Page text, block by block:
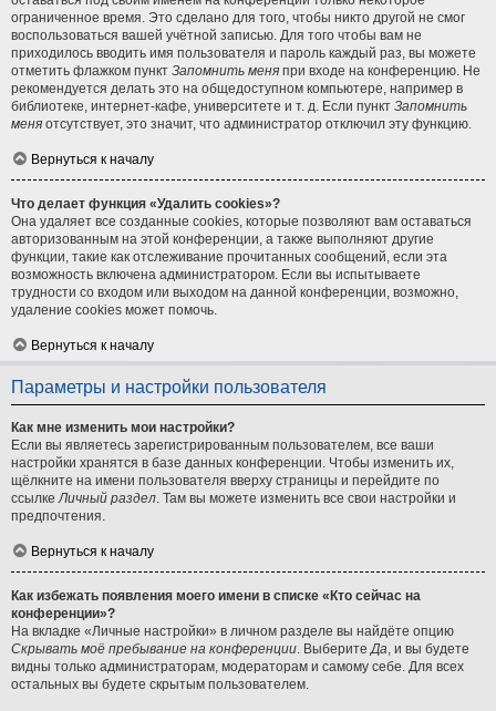
ограниченное время. Это сделано для того, чтобы никто другой не смог
воспользоваться вашей учётной записью. Для того чтобы вам не
приходилось вводить имя пользователя и пароль каждый раз, вы можете
отметить флажком пункт Запомнить меня при входе на конференцию. Не
рекомендуется делать это на общедоступном компьютере, например в
библиотеке, интернет-кафе, университете и т. д. Если пункт Запомнить
меня отсутствует, это значит, что администратор отключил эту функцию.
Вернуться к началу
Что делает функция «Удалить cookies»?
Она удаляет все созданные cookies, которые позволяют вам оставаться
авторизованным на этой конференции, а также выполняют другие
функции, такие как отслеживание прочитанных сообщений, если эта
возможность включена администратором. Если вы испытываете
трудности со входом или выходом на данной конференции, возможно,
удаление cookies может помочь.
Вернуться к началу
Параметры и настройки пользователя
Как мне изменить мои настройки?
Если вы являетесь зарегистрированным пользователем, все ваши
настройки хранятся в базе данных конференции. Чтобы изменить их,
щёлкните на имени пользователя вверху страницы и перейдите по
ссылкеЛичный раздел. Там вы можете изменить все свои настройки и
предпочтения.
Вернуться к началу
Как избежать появления моего имени в списке «Кто сейчас на
конференции»?
На вкладке «Личные настройки» в личном разделе вы найдёте опцию
Скрывать моё пребывание на конференции. ВыберитеДа, и вы будете
видны только администраторам, модераторам и самому себе. Для всех
остальных вы будете скрытым пользователем.